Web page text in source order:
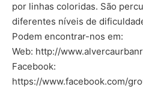
por linhas coloridas. São
diferentes níveis de
Podem encontrar-nos em:
Web: http://
Facebook:
https://www.facebook.com/